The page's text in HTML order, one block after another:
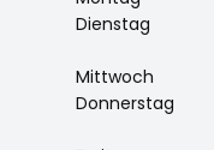
Dienstag
Mittwoch
Donnerstag